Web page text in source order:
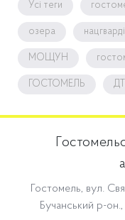
Усі теги
озера
МОЩУН
ГОСТОМЕЛЬ
Гостомель, вул.
Бучанський р-